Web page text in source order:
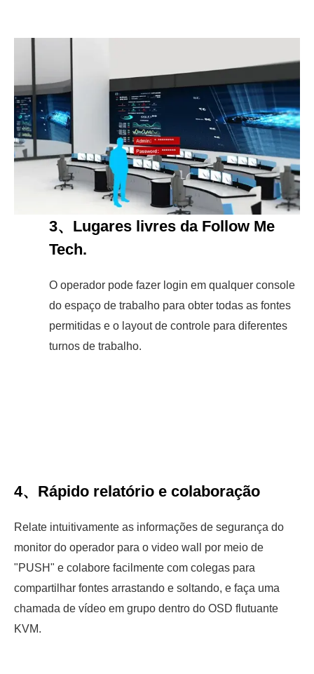
3、Lugares livres da Follow Me
Tech.
O operador pode fazer login em qualquer console
do espaço de trabalho para obter todas as fontes
permitidas e o layout de controle para diferentes
turnos de trabalho.
4、Rápido relatório e colaboração
Relate intuitivamente as informações de segurança do
monitor do operador para o video wall por meio de
"PUSH" e colabore facilmente com colegas para
compartilhar fontes arrastando e soltando, e faça uma
chamada de vídeo em grupo dentro do OSD flutuante
KVM.